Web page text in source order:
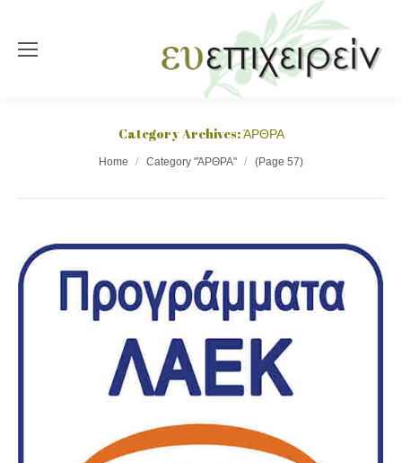
Category Archives:ΆΡΘΡΑ
Home Category "ΆΡΘΡΑ" (Page 57)